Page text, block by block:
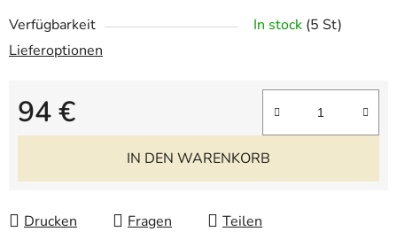
Verfügbarkeit In stock (5 St)
Lieferoptionen
94 €
Verkaufspreis:
IN DEN WARENKORB
Drucken Fragen Teilen